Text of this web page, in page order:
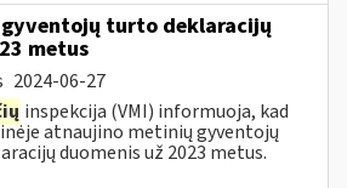
turto deklaracijų
metus
2024-06-27
inspekcija (VMI) informuoja, kad
atnaujino metinių gyventojų
duomenis už 2023 metus.